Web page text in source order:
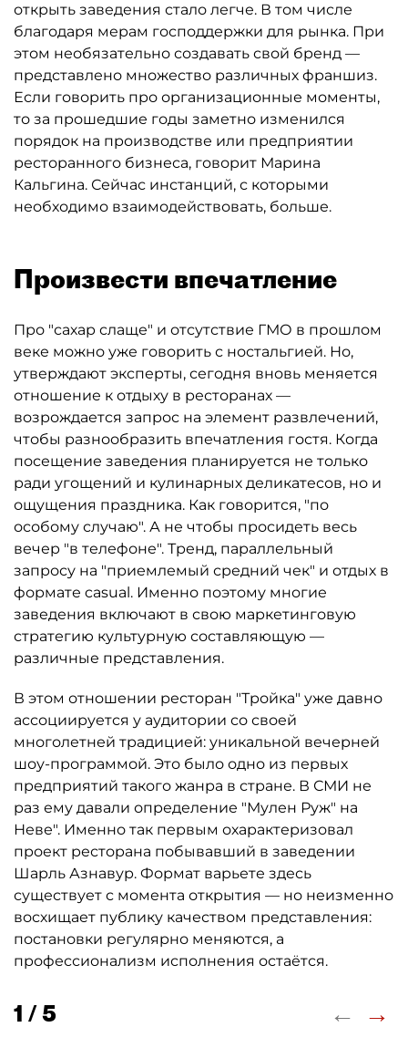
открыть заведения стало легче. В том числе
благодаря мерам господдержки для рынка. При
этом необязательно создавать свой бренд —
представлено множество различных франшиз.
Если говорить про организационные моменты,
то за прошедшие годы заметно изменился
порядок на производстве или предприятии
ресторанного бизнеса, говорит Марина
Кальгина. Сейчас инстанций, с которыми
необходимо взаимодействовать, больше.
Произвести впечатление
Про "сахар слаще" и отсутствие ГМО в прошлом
веке можно уже говорить с ностальгией. Но,
утверждают эксперты, сегодня вновь меняется
отношение к отдыху в ресторанах —
возрождается запрос на элемент развлечений,
чтобы разнообразить впечатления гостя. Когда
посещение заведения планируется не только
ради угощений и кулинарных деликатесов, но и
ощущения праздника. Как говорится, "по
особому случаю". А не чтобы просидеть весь
вечер "в телефоне". Тренд, параллельный
запросу на "приемлемый средний чек" и отдых в
формате casual. Именно поэтому многие
заведения включают в свою маркетинговую
стратегию культурную составляющую —
различные представления.
В этом отношении ресторан "Тройка" уже давно
ассоциируется у аудитории со своей
многолетней традицией: уникальной вечерней
шоу-программой. Это было одно из первых
предприятий такого жанра в стране. В СМИ не
раз ему давали определение "Мулен Руж" на
Неве". Именно так первым охарактеризовал
проект ресторана побывавший в заведении
Шарль Азнавур. Формат варьете здесь
существует с момента открытия — но неизменно
восхищает публику качеством представления:
постановки регулярно меняются, а
профессионализм исполнения остаётся.
1 / 5 ← →